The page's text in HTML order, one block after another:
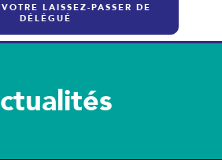
LAISSEZ-PASSER DE
DÉLÉGUÉ